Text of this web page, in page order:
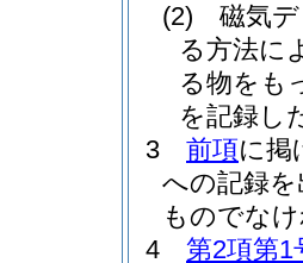
(2)
磁気
る方法に
る物をも
を記録し
3
前項に掲
への記録
ものでな
4
第2項第1